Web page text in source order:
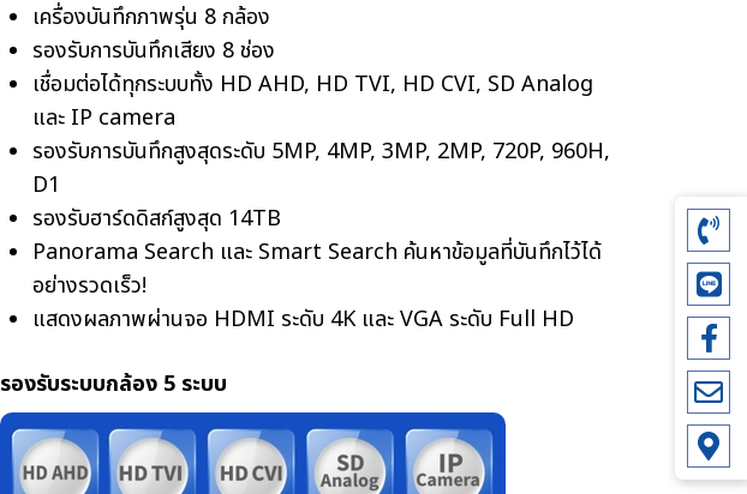
เครื่องบันทึกภาพรุ่น 8 กล้อง
รองรับการบันทึกเสียง 8 ช่อง
เชื่อมต่อได้ทุกระบบทั้ง HD AHD, HD TVI, HD CVI, SD Analog
และ IP camera
รองรับการบันทึกสูงสุดระดับ 5MP, 4MP, 3MP, 2MP, 720P, 960H,
D1
รองรับฮาร์ดดิสก์สูงสุด 14TB
Panorama Search และ Smart Search ค้นหาข้อมูลที่บันทึกไว้ได้
อย่างรวดเร็ว!
แสดงผลภาพผ่านจอ HDMI ระดับ 4K และ VGA ระดับ Full HD
รองรับระบบกล้อง 5 ระบบ